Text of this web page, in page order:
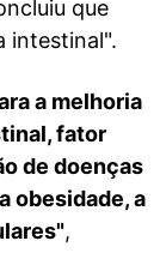
que
intestinal".
a melhoria
fator
de doenças
obesidade, a
,